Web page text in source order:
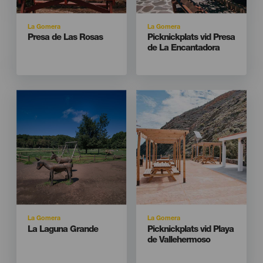
Isla
La Gomera
Titular
Presa de Las Rosas
Isla
La Gomera
Titular
Picknickplats vid Presa
de La Encantadora
Isla
La Gomera
Titular
La Laguna Grande
Imagen
Listado
Imagen
Isla
La Gomera
Titular
Picknickplats vid Playa
de Vallehermoso